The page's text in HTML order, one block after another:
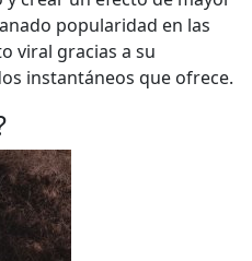
popularidad en las
viral gracias a su
instantáneos que ofrece.